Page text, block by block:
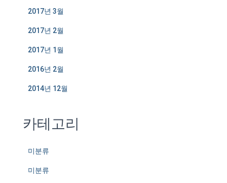
2017년 3월
2017년 2월
2017년 1월
2016년 2월
2014년 12월
카테고리
미분류
미분류